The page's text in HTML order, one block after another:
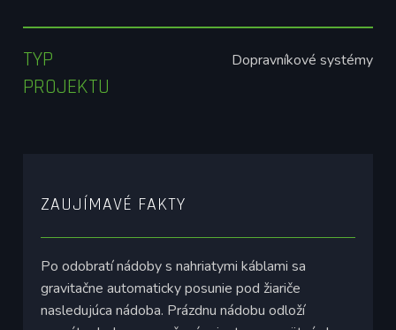
TYP
PROJEKTU
Dopravníkové systémy
ZAUJÍMAVÉ FAKTY
Po odobratí nádoby s nahriatymi káblami sa
gravitačne automaticky posunie pod žiariče
nasledujúca nádoba. Prázdnu nádobu odloží